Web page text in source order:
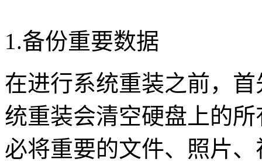
1.备份重要数据
在进行系统重装之前，
统重装会清空硬盘上的
必将重要的文件、照片